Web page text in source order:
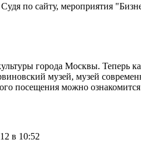
по сайту, мероприятия
города Москвы. Теперь
музей, музей
посещения можно
в 10:52